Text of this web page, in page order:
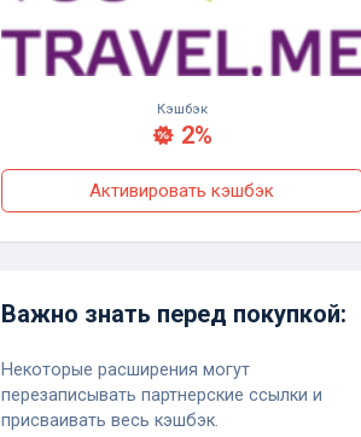
Кэшбэк
2%
Активировать кэшбэк
Важно знать перед покупкой:
Некоторые расширения могут
перезаписывать партнерские ссылки и
присваивать весь кэшбэк.